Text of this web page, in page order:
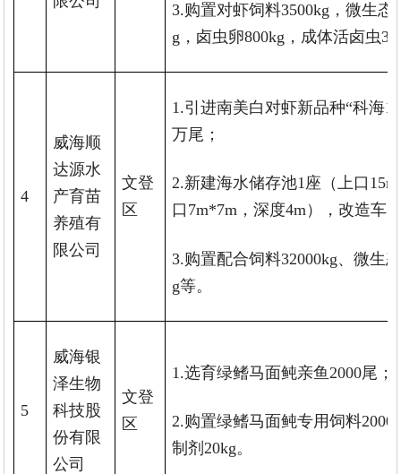
3.购置对虾饲料3500kg，微生态
g，卤虫卵800kg，成体活卤虫
4
威海顺
达源水
产育苗
养殖有
限公司
文登
区
1.引进南美白对虾新品种“科海1
万尾；
2.新建海水储存池1座（上口
口7m*7m，深度4m），改造车
3.购置配合饲料32000kg、微生
g等。
5
威海银
泽生物
科技股
份有限
公司
文登
区
1.选育绿鳍马面鲀亲鱼2000尾；
2.购置绿鳍马面鲀专用饲料
制剂20kg。